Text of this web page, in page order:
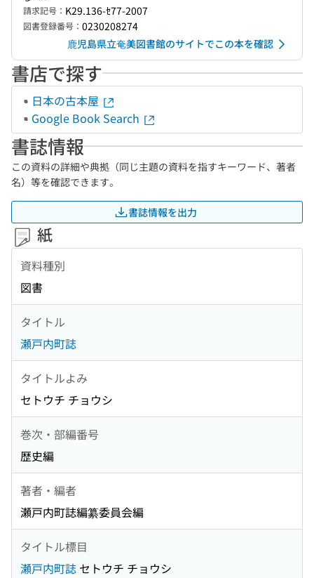
請求記号： K29.136-ｾ77-2007
図書登録番号： 0230208274
鹿児島県立奄美図書館のサイトでこの本を確認
書店で探す
日本の古本屋
Google Book Search
書誌情報
この資料の詳細や典拠（同じ主題の資料を指すキーワード、著者
名）等を確認できます。
書誌情報を出力
紙
資料種別
図書
タイトル
瀬戸内町誌
タイトルよみ
セトウチ チョウシ
巻次・部編番号
歴史編
著者・編者
瀬戸内町誌編纂委員会編
タイトル標目
瀬戸内町誌 セトウチ チョウシ